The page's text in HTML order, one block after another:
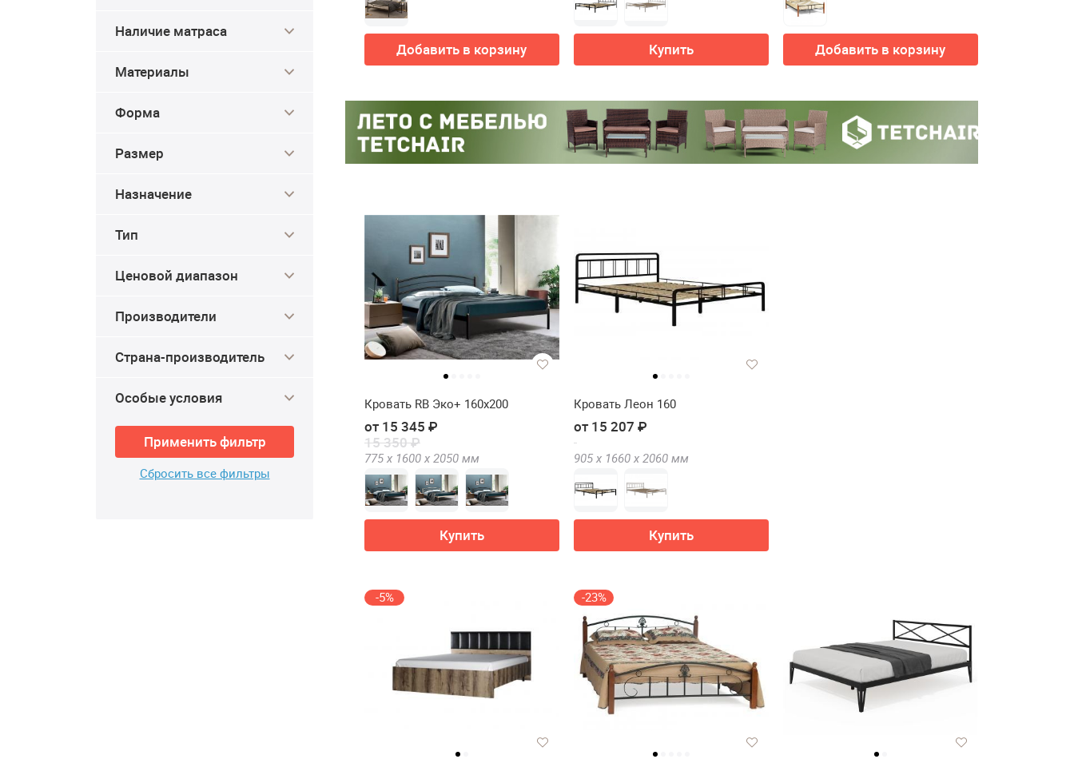
Добавить в корзину Купить Добавить в корзину
Кровать RB Эко+ 160х200
от 15 345 ₽
15 350 ₽
775 х 1600 х 2050 мм
Купить
Кровать Леон 160
от 15 207 ₽
905 х 1660 х 2060 мм
Купить
-5% -23%
Наличие матраса
Материалы
Форма
Размер
Назначение
Тип
Ценовой диапазон
Производители
Страна-производитель
Особые условия
Применить фильтр
Сбросить все фильтры